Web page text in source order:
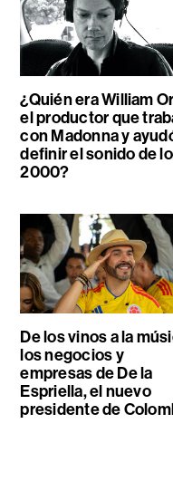
¿Quién era William
el productor que
con Madonna y
definir el sonido de
2000?
De los vinos a la
los negocios y
empresas de De la
Espriella, el nuevo
presidente de